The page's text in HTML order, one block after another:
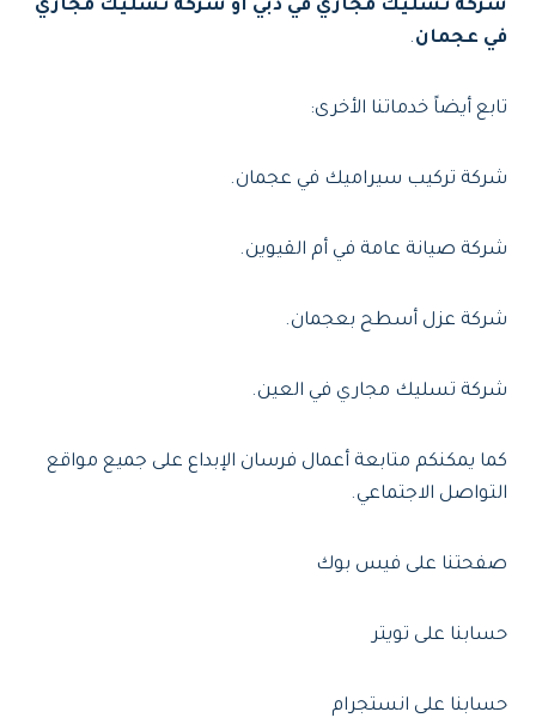
شركة تسليك مجاري في دبي او شركة تسليك مجاري
في عجمان.
تابع أيضاً خدماتنا الأخرى:
شركة تركيب سيراميك في عجمان.
شركة صيانة عامة في أم القيوين.
شركة عزل أسطح بعجمان.
شركة تسليك مجاري في العين.
كما يمكنكم متابعة أعمال فرسان الإبداع على جميع مواقع
التواصل الاجتماعي.
صفحتنا على فيس بوك
حسابنا على تويتر
حسابنا على انستجرام